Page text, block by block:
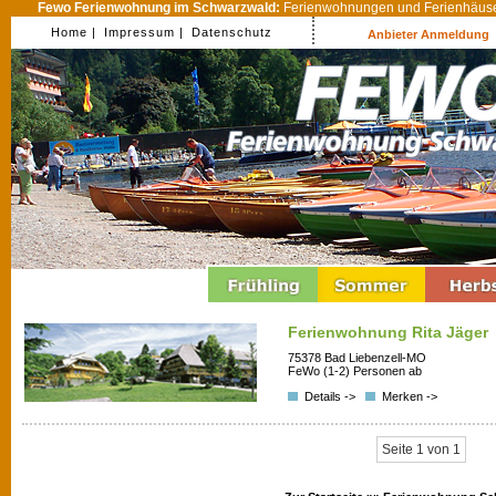
Fewo Ferienwohnung im Schwarzwald: Ferienwohnungen und
Home | Impressum | Datenschutz Anbieter Anmeldung
Ferienwohnung Rita Jäger
75378 Bad Liebenzell-MO
FeWo (1-2) Personen ab
Details ->
Merken ->
Seite 1 von 1